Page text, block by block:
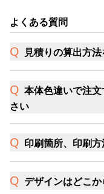
よくある質問
見積りの算出方
本体色違いで注
さい
印刷箇所、印刷
デザインはどこ